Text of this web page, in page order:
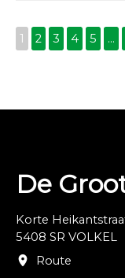
1 2 3 4 5 ...
De
Korte
5408 SR VOLKEL
Route